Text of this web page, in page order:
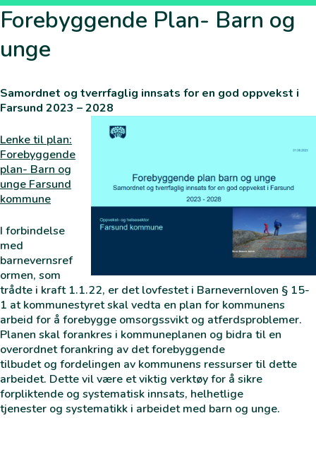
Forebyggende Plan- Barn og
unge
Samordnet og tverrfaglig innsats for en god oppvekst i
Farsund 2023 – 2028
Lenke til plan:
Forebyggende
plan- Barn og
unge Farsund
kommune
I forbindelse
med
barnevernsref
ormen, som
trådte i kraft 1.1.22, er det lovfestet i Barnevernloven § 15-
1 at kommunestyret skal vedta en plan for kommunens
arbeid for å forebygge omsorgssvikt og atferdsproblemer.
Planen skal forankres i kommuneplanen og bidra til en
overordnet forankring av det forebyggende
tilbudet og fordelingen av kommunens ressurser til dette
arbeidet. Dette vil være et viktig verktøy for å sikre
forpliktende og systematisk innsats, helhetlige
tjenester og systematikk i arbeidet med barn og unge.